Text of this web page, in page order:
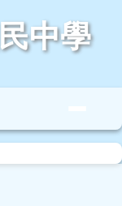
中學